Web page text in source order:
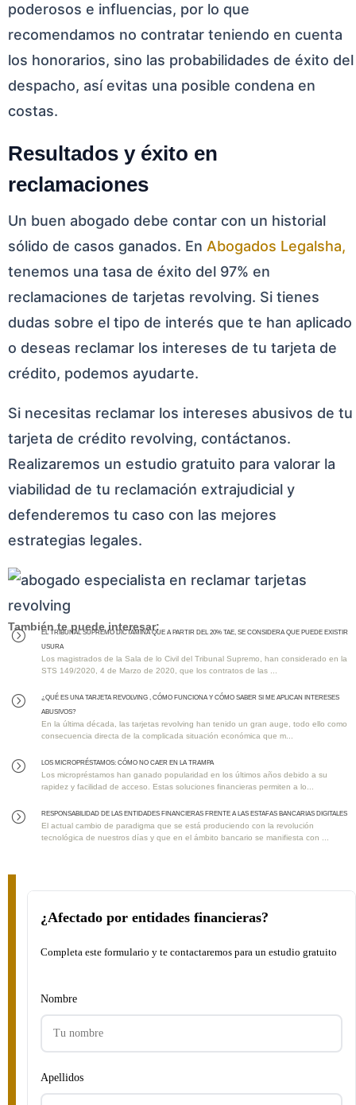
poderosos e influencias, por lo que
recomendamos no contratar teniendo en cuenta
los honorarios, sino las probabilidades de éxito del
despacho, así evitas una posible condena en
costas.
Resultados y éxito en
reclamaciones
Un buen abogado debe contar con un historial
sólido de casos ganados. En Abogados Legalsha,
tenemos una tasa de éxito del 97% en
reclamaciones de tarjetas revolving. Si tienes
dudas sobre el tipo de interés que te han aplicado
o deseas reclamar los intereses de tu tarjeta de
crédito, podemos ayudarte.
Si necesitas reclamar los intereses abusivos de tu
tarjeta de crédito revolving, contáctanos.
Realizaremos un estudio gratuito para valorar la
viabilidad de tu reclamación extrajudicial y
defenderemos tu caso con las mejores
estrategias legales.
También te puede interesar:
=
EL TRIBUNAL SUPREMO DICTAMINA QUE A PARTIR DEL 20% TAE, SE CONSIDERA QUE PUEDE EXISTIR
USURA
Los magistrados de la Sala de lo Civil del Tribunal Supremo, han considerado en la
STS 149/2020, 4 de Marzo de 2020, que los contratos de las ...
=
¿QUÉ ES UNA TARJETA REVOLVING , CÓMO FUNCIONA Y CÓMO SABER SI ME APLICAN INTERESES
ABUSIVOS?
En la última década, las tarjetas revolving han tenido un gran auge, todo ello como
consecuencia directa de la complicada situación económica que m...
= Los MICROPRÉSTAMOS: Cómo No Caer en la Trampa
Los micropréstamos han ganado popularidad en los últimos años debido a su
rapidez y facilidad de acceso. Estas soluciones financieras permiten a lo...
= RESPONSABILIDAD DE LAS ENTIDADES FINANCIERAS FRENTE A LAS ESTAFAS BANCARIAS DIGITALES
El actual cambio de paradigma que se está produciendo con la revolución
tecnológica de nuestros días y que en el ámbito bancario se manifiesta con ...
¿Afectado por entidades financieras?
Completa este formulario y te contactaremos para un estudio gratuito
Nombre
Apellidos